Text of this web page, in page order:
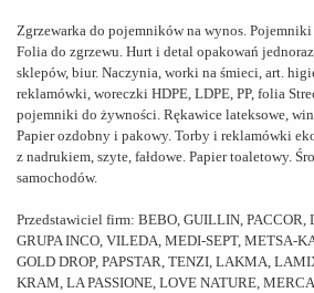
Zgrzewarka do pojemników na wynos. Pojemniki
Folia do zgrzewu. Hurt i detal opakowań
sklepów, biur. Naczynia, worki na śmieci, art.
reklamówki, woreczki HDPE, LDPE, PP, folia
pojemniki do żywności. Rękawice lateksowe,
Papier ozdobny i pakowy. Torby i reklamówki
z nadrukiem, szyte, fałdowe. Papier toaletowy.
samochodów.
Przedstawiciel firm: BEBO, GUILLIN, PACCOR,
GRUPA INCO, VILEDA, MEDI-SEPT, METSA-
GOLD DROP, PAPSTAR, TENZI, LAKMA,
KRAM, LA PASSIONE, LOVE NATURE,